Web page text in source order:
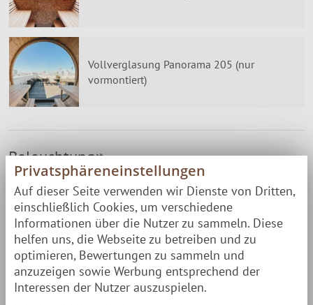
Vollverglasung Panorama 205 (nur
vormontiert)
Beleuchtung:*
Keine Beleuchtung
LED Innenbeleuchtung [+320,00 €]
Privatsphäreneinstellungen
Auf dieser Seite verwenden wir Dienste von Dritten,
einschließlich Cookies, um verschiedene
Informationen über die Nutzer zu sammeln. Diese
helfen uns, die Webseite zu betreiben und zu
optimieren, Bewertungen zu sammeln und
anzuzeigen sowie Werbung entsprechend der
Interessen der Nutzer auszuspielen.